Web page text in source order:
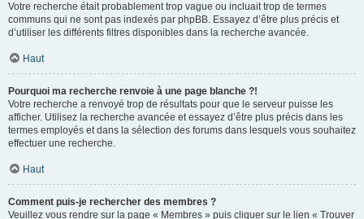
Votre recherche était probablement trop vague ou incluait trop de termes
communs qui ne sont pas indexés par phpBB. Essayez d’être plus précis et
d’utiliser les différents filtres disponibles dans la recherche avancée.
Haut
Pourquoi ma recherche renvoie à une page blanche ?!
Votre recherche a renvoyé trop de résultats pour que le serveur puisse les
afficher. Utilisez la recherche avancée et essayez d’être plus précis dans les
termes employés et dans la sélection des forums dans lesquels vous souhaitez
effectuer une recherche.
Haut
Comment puis-je rechercher des membres ?
Veuillez vous rendre sur la page « Membres » puis cliquer sur le lien « Trouver